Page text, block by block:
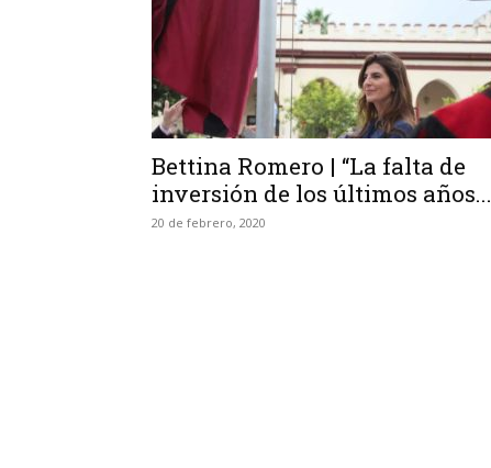
Bettina Romero | “La falta de
inversión de los últimos años...
20 de febrero, 2020